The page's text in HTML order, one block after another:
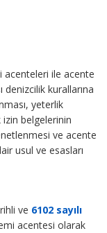
acenteleri ile acente
kurallarına
yeterlik
izin belgelerinin
ve acente
usul ve esasları
ve 6102 sayılı
acentesi olarak